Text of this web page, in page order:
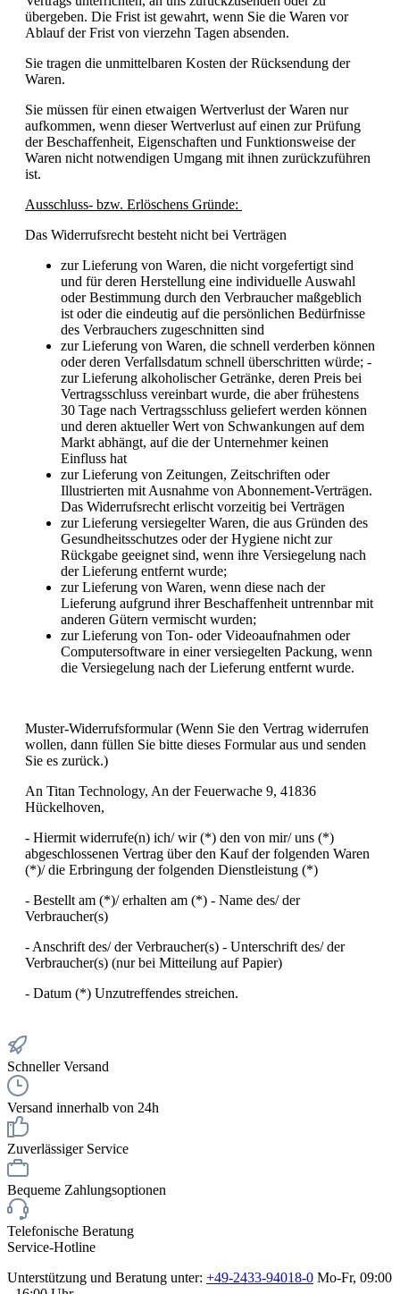
übergeben. Die Frist ist gewahrt, wenn Sie die Waren vor
Ablauf der Frist von vierzehn Tagen absenden.
Sie tragen die unmittelbaren Kosten der Rücksendung der
Waren.
Sie müssen für einen etwaigen Wertverlust der Waren nur
aufkommen, wenn dieser Wertverlust auf einen zur Prüfung
der Beschaffenheit, Eigenschaften und Funktionsweise der
Waren nicht notwendigen Umgang mit ihnen zurückzuführen
ist.
Ausschluss- bzw. Erlöschens Gründe:
Das Widerrufsrecht besteht nicht bei Verträgen
zur Lieferung von Waren, die nicht vorgefertigt sind
und für deren Herstellung eine individuelle Auswahl
oder Bestimmung durch den Verbraucher maßgeblich
ist oder die eindeutig auf die persönlichen Bedürfnisse
des Verbrauchers zugeschnitten sind
zur Lieferung von Waren, die schnell verderben können
oder deren Verfallsdatum schnell überschritten würde; -
zur Lieferung alkoholischer Getränke, deren Preis bei
Vertragsschluss vereinbart wurde, die aber frühestens
30 Tage nach Vertragsschluss geliefert werden können
und deren aktueller Wert von Schwankungen auf dem
Markt abhängt, auf die der Unternehmer keinen
Einfluss hat
zur Lieferung von Zeitungen, Zeitschriften oder
Illustrierten mit Ausnahme von Abonnement-Verträgen.
Das Widerrufsrecht erlischt vorzeitig bei Verträgen
zur Lieferung versiegelter Waren, die aus Gründen des
Gesundheitsschutzes oder der Hygiene nicht zur
Rückgabe geeignet sind, wenn ihre Versiegelung nach
der Lieferung entfernt wurde;
zur Lieferung von Waren, wenn diese nach der
Lieferung aufgrund ihrer Beschaffenheit untrennbar mit
anderen Gütern vermischt wurden;
zur Lieferung von Ton- oder Videoaufnahmen oder
Computersoftware in einer versiegelten Packung, wenn
die Versiegelung nach der Lieferung entfernt wurde.
Muster-Widerrufsformular (Wenn Sie den Vertrag widerrufen
wollen, dann füllen Sie bitte dieses Formular aus und senden
Sie es zurück.)
An Titan Technology, An der Feuerwache 9, 41836
Hückelhoven,
- Hiermit widerrufe(n) ich/ wir (*) den von mir/ uns (*)
abgeschlossenen Vertrag über den Kauf der folgenden Waren
(*)/ die Erbringung der folgenden Dienstleistung (*)
- Bestellt am (*)/ erhalten am (*) - Name des/ der
Verbraucher(s)
- Anschrift des/ der Verbraucher(s) - Unterschrift des/ der
Verbraucher(s) (nur bei Mitteilung auf Papier)
- Datum (*) Unzutreffendes streichen.
Schneller Versand
Versand innerhalb von 24h
Zuverlässiger Service
Bequeme Zahlungsoptionen
Telefonische Beratung
Service-Hotline
Unterstützung und Beratung unter: +49-2433-94018-0 Mo-Fr, 09:00